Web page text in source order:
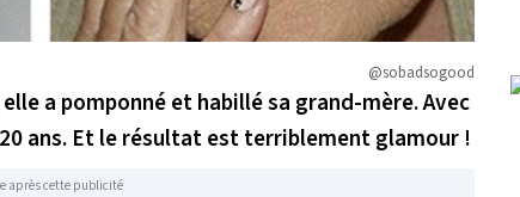
@sobadsogood
a pomponné et habillé sa grand-mère. Avec
ans. Et le résultat est terriblement glamour !
après cette publicité